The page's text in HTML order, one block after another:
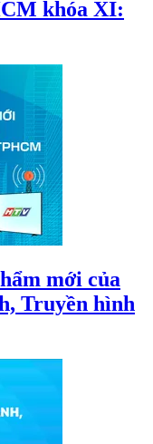
khóa XI:
mới của
Truyền hình